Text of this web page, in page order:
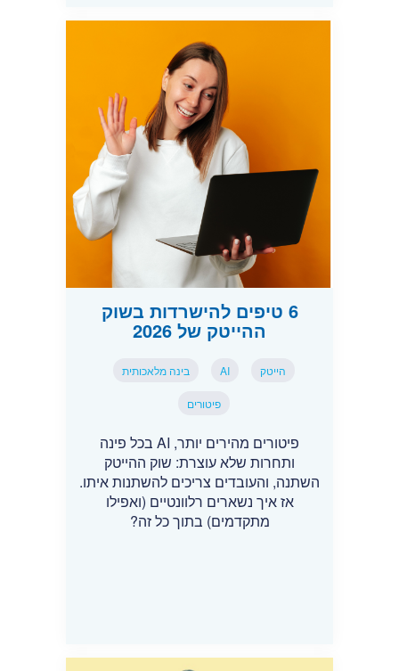
6 טיפים להישרדות בשוק
ההייטק של 2026
הייטק AI בינה מלאכותית
פיטורים
פיטורים מהירים יותר, AI בכל פינה
ותחרות שלא עוצרת: שוק ההייטק
השתנה, והעובדים צריכים להשתנות איתו.
אז איך נשארים רלוונטיים (ואפילו
מתקדמים) בתוך כל זה?